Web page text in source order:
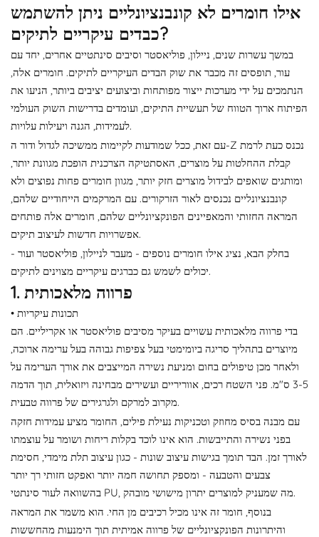
אילו חומרים לא קונבנציונליים ניתן להשתמש
כבדים עיקריים לתיקים?
במשך עשרות שנים, ניילון, פוליאסטר וסיבים סינתטיים אחרים, יחד עם
עור, תופסים זה מכבר את שוק הבדים העיקריים לתיקים. חומרים אלה,
הנתמכים על ידי מערכות ייצור מפותחות וביצועים יציבים ביותר, הניעו את
הפיתוח ארוך הטווח של תעשיית התיקים, ועומדים בדרישות השוק העולמי
לעמידות, הגנה ויעילות עלויות.
עם זאת, ככל שמודעות לקיימות ממשיכה לגדול ודור ה-Z נכנס כעת לרמת
קבלת ההחלטות על מוצרים, האסתטיקה הצרכנית הופכת מגוונת יותר,
ומותגים שואפים לבידול מוצרים חזק יותר, מגוון חומרים פחות נפוצים ולא
קונבנציונליים נכנסים לאור הזרקורים. עם המרקמים הייחודיים שלהם,
המראה החזותי והמאפיינים הפונקציונליים שלהם, חומרים אלה פותחים
אפשרויות חדשות לעיצוב תיקים.
בחלק הבא, נציג אילו חומרים נוספים - מעבר לניילון, פוליאסטר ועור -
יכולים לשמש גם כברגים עיקריים מצוינים לתיקים.
1. פרווה מלאכותית
• תכונות עיקריות
בדי פרווה מלאכותית עשויים בעיקר מסיבים פוליאסטר או אקריליים. הם
מיוצרים בתהליך סריגה ביומימטי בעל צפיפות גבוהה בעל ערימה ארוכה,
ולאחר מכן טיפולים בחום ומניעת נשירה המייצבים את אורך הערימה על
3-5 ס"מ. פני השטח רכים, אווריריים ועשירים מבחינה ויזואלית, תוך הדמה
מקרוב למרקם ולגרגירים של פרווה טבעית.
עם מבנה בסיס מחוזק וטכניקות נעילת פילים, החומר מציע עמידות חזקה
בפני נשירה והתייבשות. הוא אינו לוכד בקלות ריחות ושומר על עוצמתו
לאורך זמן. הבד תומך בגישות עיצוב שונות - כגון עיצוב תלת מימדי, חסימת
צבעים והטבעה - ומספק תחושה חמה יותר ואפקט חזותי רך יותר
בהשוואה לעור סינתטי PU, מה שמעניק למוצרים יתרון מישושי מובהק.
בנוסף, חומר זה אינו מכיל רכיבים מן החי. הוא משמר את המראה
והיתרונות הפונקציונליים של פרווה אמיתית תוך הימנעות מהחששות